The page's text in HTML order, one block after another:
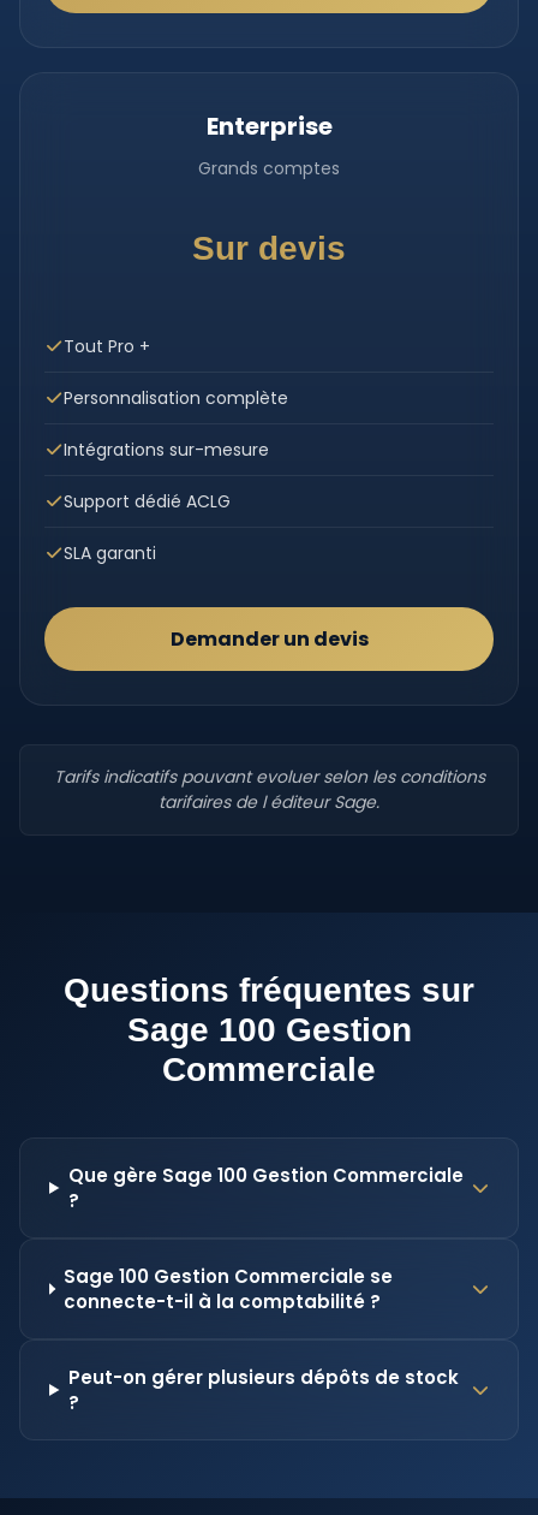
Enterprise
Grands comptes
Sur devis
Tout Pro +
Personnalisation complète
Intégrations sur-mesure
Support dédié ACLG
SLA garanti
Demander un devis
Tarifs indicatifs pouvant evoluer selon les conditions
tarifaires de l éditeur Sage.
Questions fréquentes sur
Sage 100 Gestion
Commerciale
Que gère Sage 100 Gestion Commerciale
?
Sage 100 Gestion Commerciale se
connecte-t-il à la comptabilité ?
Peut-on gérer plusieurs dépôts de stock
?